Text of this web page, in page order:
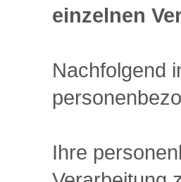
einzelnen
Nachfolgend
Ihre